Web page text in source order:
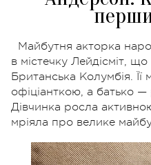
Майбутня акторка
в містечку Лейдісміт, що
Британська Колумбія.
офіціанткою, а батько
Дівчинка росла
мріяла про велике